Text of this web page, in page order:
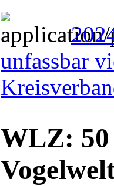
unfassbar
WLZ: